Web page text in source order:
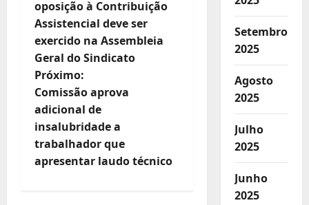
v
e
g
a
ç
ã
oposição à Contribuição
Assistencial deve ser
exercido na Assembleia
Geral do Sindicato
Próximo:
Comissão aprova
adicional de
insalubridade a
trabalhador que
apresentar laudo técnico
Setembro
2025
Agosto
2025
Julho
2025
Junho
2025